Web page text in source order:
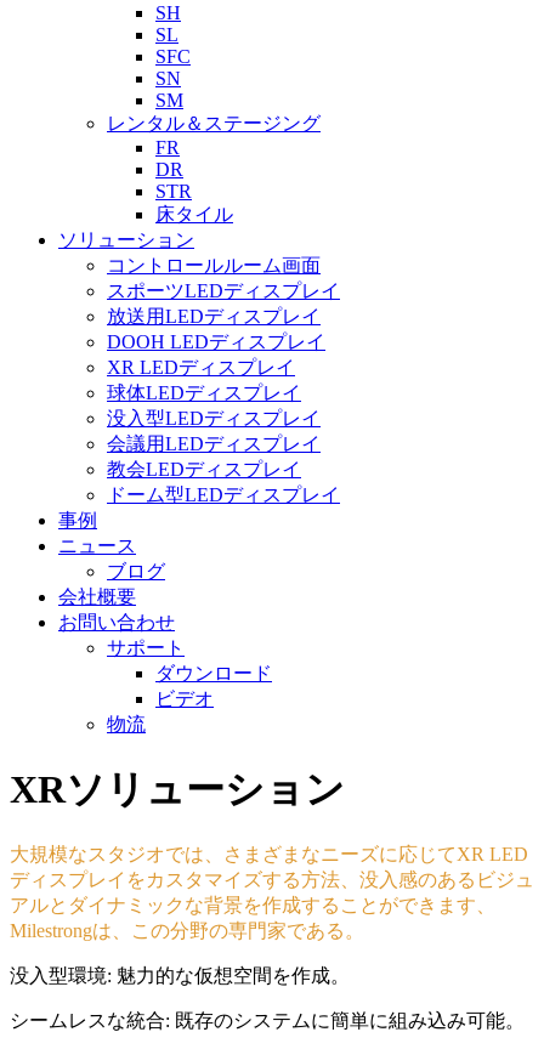
SH
SL
SFC
SN
SM
レンタル＆ステージング
FR
DR
STR
床タイル
ソリューション
コントロールルーム画面
スポーツLEDディスプレイ
放送用LEDディスプレイ
DOOH LEDディスプレイ
XR LEDディスプレイ
球体LEDディスプレイ
没入型LEDディスプレイ
会議用LEDディスプレイ
教会LEDディスプレイ
ドーム型LEDディスプレイ
事例
ニュース
ブログ
会社概要
お問い合わせ
サポート
ダウンロード
ビデオ
物流
XRソリューション
大規模なスタジオでは、さまざまなニーズに応じてXR LED
ディスプレイをカスタマイズする方法、没入感のあるビジュ
アルとダイナミックな背景を作成することができます、
Milestrongは、この分野の専門家である。
没入型環境: 魅力的な仮想空間を作成。
シームレスな統合: 既存のシステムに簡単に組み込み可能。